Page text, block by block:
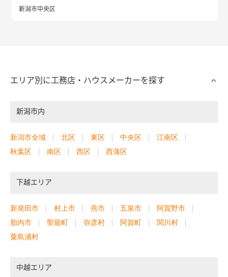
新潟市中央区
エリア別に工務店・ハウスメーカーを探す
新潟市内
新潟市全域 北区 東区 中央区
江南区
秋葉区
南区 西区 西蒲区
下越エリア
新発田市 村上市 燕市 五泉市
阿賀野市
胎内市
聖籠町 弥彦村 阿賀町
関川村
粟島浦村
中越エリア